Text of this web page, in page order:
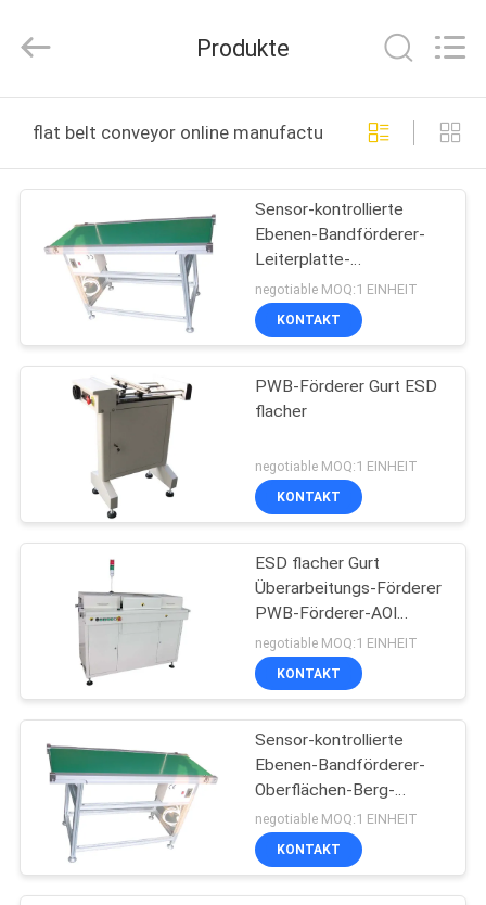
HAUS
PRODUKTE
ÜBER
FABRIK-
AUSFLUG
QUALITÄTSKONTROLLE
TRETEN
VERBINDUNG
FORDERN
SIE EIN
ZITAT
Limited.
Reserved.
Produkte
flat belt conveyor online manufacture
Sensor-kontrollierte
Ebenen-Bandförderer-
Leiterplatte-
Handhabungsgeräte
negotiable MOQ:1 EINHEIT
KONTAKT
PWB-Förderer Gurt ESD
flacher
negotiable MOQ:1 EINHEIT
KONTAKT
ESD flacher Gurt
Überarbeitungs-Förderer
PWB-Förderer-AOI
gesteuert durch Omron
PLC
negotiable MOQ:1 EINHEIT
KONTAKT
Sensor-kontrollierte
Ebenen-Bandförderer-
Oberflächen-Berg-
Technologie-Ausrüstung
negotiable MOQ:1 EINHEIT
KONTAKT